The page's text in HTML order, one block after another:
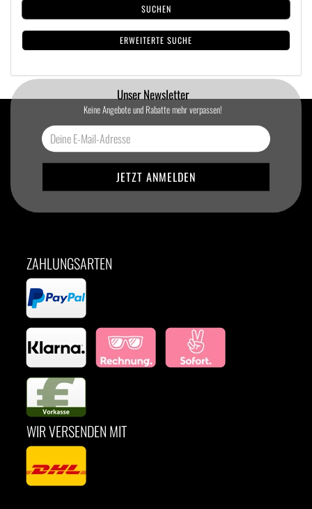
SUCHEN
ERWEITERTE SUCHE
Unser Newsletter
Keine Angebote und Rabatte mehr verpassen!
ZAHLUNGSARTEN
WIR VERSENDEN MIT